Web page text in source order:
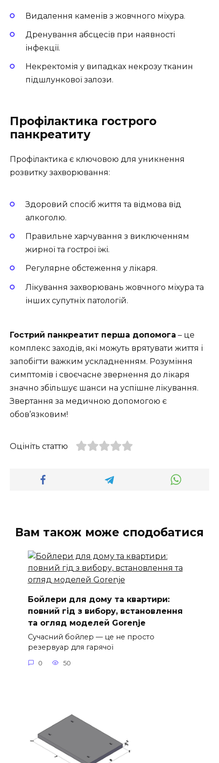
Видалення каменів з жовчного міхура.
Дренування абсцесів при наявності
інфекції.
Некректомія у випадках некрозу тканин
підшлункової залози.
Профілактика гострого
панкреатиту
Профілактика є ключовою для уникнення
розвитку захворювання:
Здоровий спосіб життя та відмова від
алкоголю.
Правильне харчування з виключенням
жирної та гострої їжі.
Регулярне обстеження у лікаря.
Лікування захворювань жовчного міхура та
інших супутніх патологій.
Гострий панкреатит перша допомога – це
комплекс заходів, які можуть врятувати життя і
запобігти важким ускладненням. Розуміння
симптомів і своєчасне звернення до лікаря
значно збільшує шанси на успішне лікування.
Звертання за медичною допомогою є
обов’язковим!
Оцініть статтю
Вам також може сподобатися
Бойлери для дому та квартири:
повний гід з вибору, встановлення
та огляд моделей Gorenje
Сучасний бойлер — це не просто
резервуар для гарячої
0 50